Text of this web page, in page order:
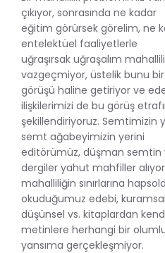
çıkıyor, sonrasında ne kadar
eğitim görürsek görelim, ne
entelektüel faaliyetlerle
uğraşırsak uğraşalım
vazgeçmiyor, üstelik bunu
görüşü haline getiriyor ve
ilişkilerimizi de bu görüş
şekillendiriyoruz. Semtimizin
semt ağabeyimizin yerini
editörümüz, düşman semtin
dergiler yahut mahfiller
mahalliliğin sınırlarına
okuduğumuz edebi,
düşünsel vs. kitaplardan kendi
metinlere herhangi bir
yansıma gerçekleşmiyor.